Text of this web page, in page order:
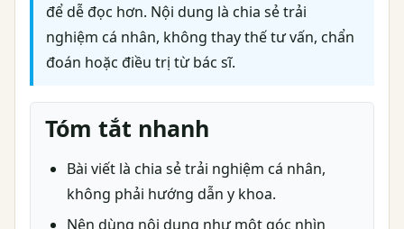
để dễ đọc hơn. Nội dung là chia sẻ trải
nghiệm cá nhân, không thay thế tư vấn, chẩn
đoán hoặc điều trị từ bác sĩ.
Tóm tắt nhanh
Bài viết là chia sẻ trải nghiệm cá nhân,
không phải hướng dẫn y khoa.
Nên dùng nội dung như một góc nhìn